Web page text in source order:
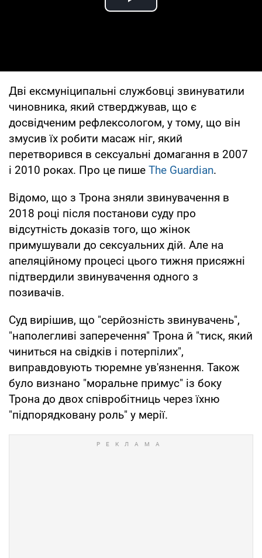
Play Video
Дві ексмуніципальні службовці звинуватили
чиновника, який стверджував, що є
досвідченим рефлексологом, у тому, що він
змусив їх робити масаж ніг, який
перетворився в сексуальні домагання в 2007
і 2010 роках. Про це пише The Guardian.
Відомо, що з Трона зняли звинувачення в
2018 році після постанови суду про
відсутність доказів того, що жінок
примушували до сексуальних дій. Але на
апеляційному процесі цього тижня присяжні
підтвердили звинувачення одного з
позивачів.
Суд вирішив, що "серйозність звинувачень",
"наполегливі заперечення" Трона й "тиск, який
чиниться на свідків і потерпілих",
виправдовують тюремне ув'язнення. Також
було визнано "моральне примус" із боку
Трона до двох співробітниць через їхню
"підпорядковану роль" у мерії.